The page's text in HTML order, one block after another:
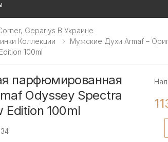
Geparlys В Украине
Коллекции
Мужские Духи Armaf –
100ml
парфюмированная
Odyssey Spectra
Edition 100ml